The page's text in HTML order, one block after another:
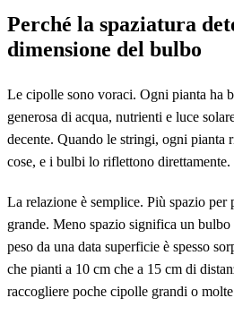
Perché la spaziatura
dimensione del bulbo
Le cipolle sono voraci. Ogni pianta ha
generosa di acqua, nutrienti e luce
decente. Quando le stringi, ogni pianta
cose, e i bulbi lo riflettono direttamente.
La relazione è semplice. Più spazio
grande. Meno spazio significa un
peso da una data superficie è spesso
che pianti a 10 cm che a 15 cm di
raccogliere poche cipolle grandi o